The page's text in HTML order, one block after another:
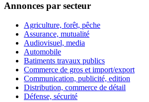
Annonces par secteur
Agriculture, forêt, pêche
Assurance, mutualité
Audiovisuel, media
Automobile
Batiments travaux publics
Commerce de gros et import/export
Communication, publicité, edition
Distribution, commerce de détail
Défense, sécurité